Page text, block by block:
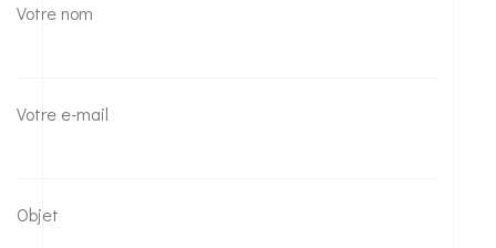
Votre nom
Votre e-mail
Objet